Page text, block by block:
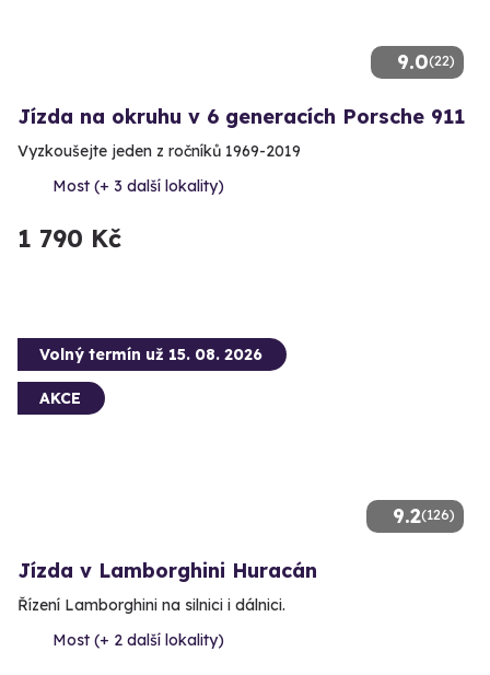
9.0(22)
Jízda na okruhu v 6 generacích Porsche 911
Vyzkoušejte jeden z ročníků 1969-2019
Most (+ 3 další lokality)
1 790 Kč
9.2(126)
Volný termín už 15. 08. 2026
AKCE
Jízda v Lamborghini Huracán
Řízení Lamborghini na silnici i dálnici.
Most (+ 2 další lokality)